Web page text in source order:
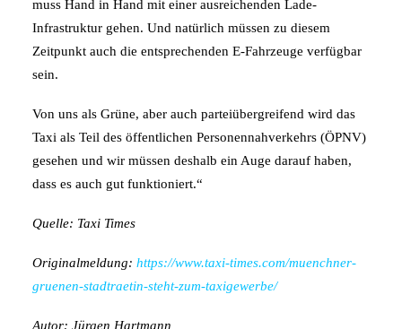
muss Hand in Hand mit einer ausreichenden Lade-
Infrastruktur gehen. Und natürlich müssen zu diesem
Zeitpunkt auch die entsprechenden E-Fahrzeuge verfügbar
sein.
Von uns als Grüne, aber auch parteiübergreifend wird das
Taxi als Teil des öffentlichen Personennahverkehrs (ÖPNV)
gesehen und wir müssen deshalb ein Auge darauf haben,
dass es auch gut funktioniert.“
Quelle: Taxi Times
Originalmeldung: https://www.taxi-times.com/muenchner-
gruenen-stadtraetin-steht-zum-taxigewerbe/
Autor: Jürgen Hartmann